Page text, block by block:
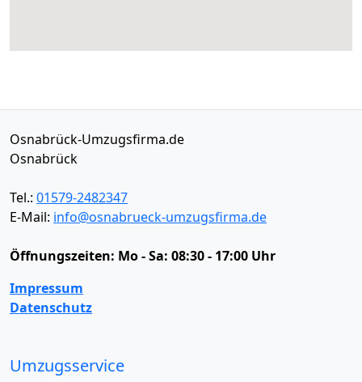
Osnabrück-Umzugsfirma.de
Osnabrück
Tel.: 01579-2482347
E-Mail: info@osnabrueck-umzugsfirma.de
Öffnungszeiten: Mo - Sa: 08:30 - 17:00 Uhr
Impressum
Datenschutz
Umzugsservice